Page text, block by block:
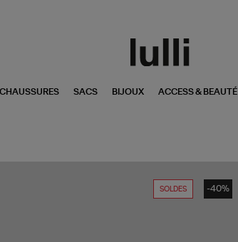
CHAUSSURES SACS BIJOUX ACCESS & BEAUTÉ
SOLDES -40%